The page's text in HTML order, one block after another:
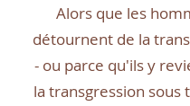
Alors que les
détournent de la
- ou parce qu'ils y
la transgression sous